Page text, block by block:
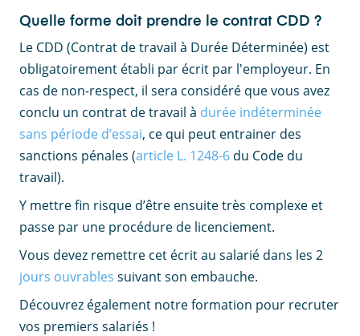
Quelle forme doit prendre le contrat CDD ?
Le CDD (Contrat de travail à Durée Déterminée) est
obligatoirement établi par écrit par l'employeur. En
cas de non-respect, il sera considéré que vous avez
conclu un contrat de travail à durée indéterminée
sans période d’essai, ce qui peut entrainer des
sanctions pénales (article L. 1248-6 du Code du
travail).
Y mettre fin risque d’être ensuite très complexe et
passe par une procédure de licenciement.
Vous devez remettre cet écrit au salarié dans les 2
jours ouvrables suivant son embauche.
Découvrez également notre formation pour recruter
vos premiers salariés !